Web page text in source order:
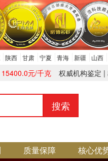
陕西 甘肃 宁夏 青海 新疆 山西
权威机构鉴定 |
15400.0元/千克
搜索
质量保障 核心优